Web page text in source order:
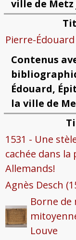
ville de Metz
Pierre-
Contenus
Édouard,
la ville de
1531 - Une
cachée dans la
Allemands!
Agnès Desch
Borne de
Louve